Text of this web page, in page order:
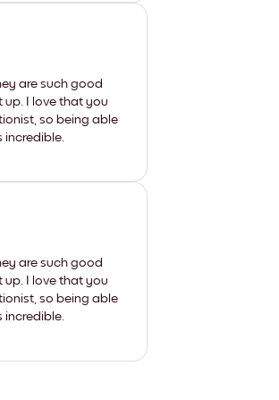
are such good
I love that you
so being able
are such good
I love that you
so being able
incredible.